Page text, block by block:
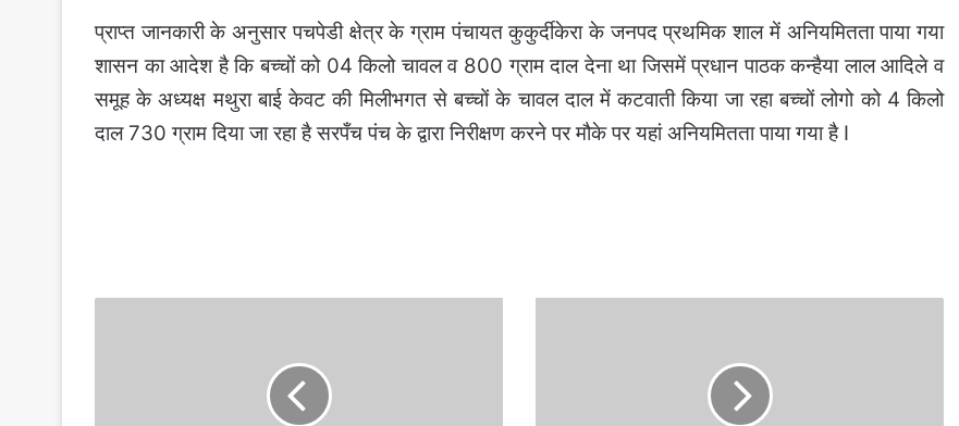
प्राप्त जानकारी के अनुसार पचपेडी क्षेत्र के ग्राम पंचायत कुकुर्दीकेरा के जनपद प्रथमिक शाल में अनियमितता पाया गया
शासन का आदेश है कि बच्चों को 04 किलो चावल व 800 ग्राम दाल देना था जिसमें प्रधान पाठक कन्हैया लाल आदिले व
समूह के अध्यक्ष मथुरा बाई केवट की मिलीभगत से बच्चों के चावल दाल में कटवाती किया जा रहा बच्चों लोगो को 4 किलो
दाल 730 ग्राम दिया जा रहा है सरपँच पंच के द्वारा निरीक्षण करने पर मौके पर यहां अनियमितता पाया गया है I